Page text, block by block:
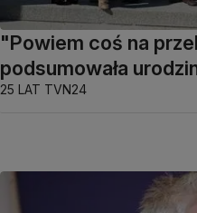
"Powiem coś na
podsumowała
25 LAT TVN24